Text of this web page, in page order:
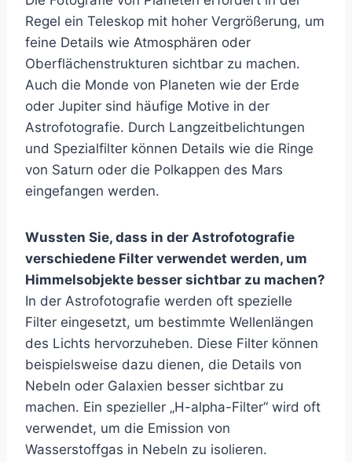
Regel ein Teleskop mit hoher Vergrößerung, um
feine Details wie Atmosphären oder
Oberflächenstrukturen sichtbar zu machen.
Auch die Monde von Planeten wie der Erde
oder Jupiter sind häufige Motive in der
Astrofotografie. Durch Langzeitbelichtungen
und Spezialfilter können Details wie die Ringe
von Saturn oder die Polkappen des Mars
eingefangen werden.
Wussten Sie, dass in der Astrofotografie
verschiedene Filter verwendet werden, um
Himmelsobjekte besser sichtbar zu machen?
In der Astrofotografie werden oft spezielle
Filter eingesetzt, um bestimmte Wellenlängen
des Lichts hervorzuheben. Diese Filter können
beispielsweise dazu dienen, die Details von
Nebeln oder Galaxien besser sichtbar zu
machen. Ein spezieller „H-alpha-Filter“ wird oft
verwendet, um die Emission von
Wasserstoffgas in Nebeln zu isolieren.